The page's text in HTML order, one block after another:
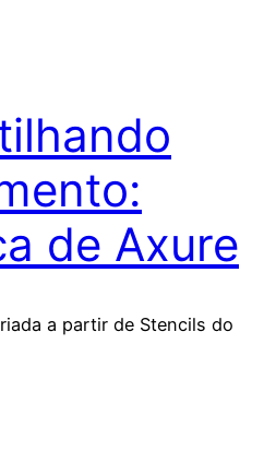
de Axure
a partir de Stencils do